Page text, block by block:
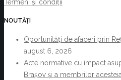
Termeni și condiții
NOUTĂȚI
Oportunități de afaceri prin
august 6, 2026
Acte normative cu impact
Brașov și a membrilor